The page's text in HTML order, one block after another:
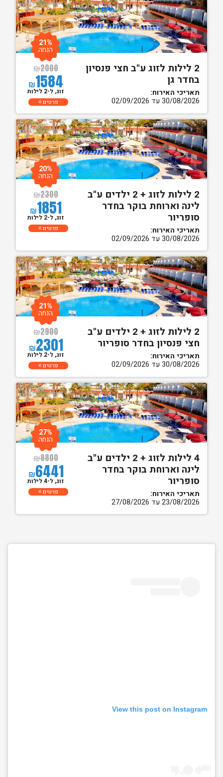
2 לילות לזוג ע"ב חצי פנסיון
בחדר גן
תאריכי האירוח:
30/08/2026 עד 02/09/2026
₪2000
₪1584
21%
הנחה
זוג, ל-2 לילות
פרטים
2 לילות לזוג + 2 ילדים ע"ב
לינה וארוחת בוקר בחדר
סופריור
תאריכי האירוח:
30/08/2026 עד 02/09/2026
₪2300
₪1851
20%
הנחה
זוג, ל-2 לילות
פרטים
2 לילות לזוג + 2 ילדים ע"ב
חצי פנסיון בחדר סופריור
תאריכי האירוח:
30/08/2026 עד 02/09/2026
₪2900
₪2301
21%
הנחה
זוג, ל-2 לילות
פרטים
4 לילות לזוג + 2 ילדים ע"ב
לינה וארוחת בוקר בחדר
סופריור
תאריכי האירוח:
23/08/2026 עד 27/08/2026
₪8800
₪6441
27%
הנחה
זוג, ל-4 לילות
פרטים
View this post on Instagram